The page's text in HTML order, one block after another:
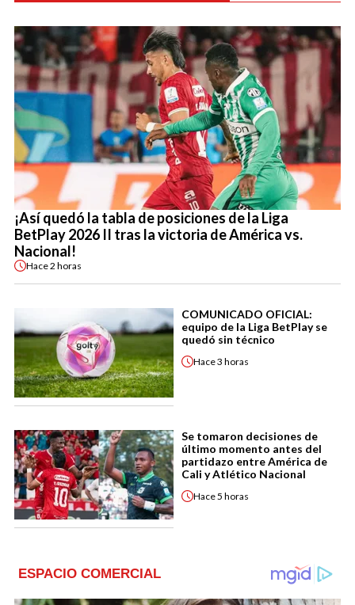
¡Así quedó la tabla de posiciones de la Liga
BetPlay 2026 II tras la victoria de América vs.
Nacional!
Hace2 horas
COMUNICADO OFICIAL:
equipo de la Liga BetPlay se
quedó sin técnico
Hace3 horas
Se tomaron decisiones de
último momento antes del
partidazo entre América de
Cali y Atlético Nacional
Hace5 horas